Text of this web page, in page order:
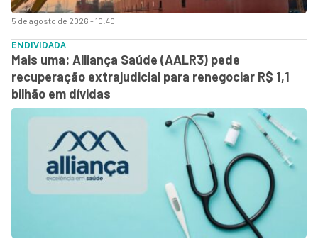
5 de agosto de 2026 - 10:40
ENDIVIDADA
Mais uma: Alliança Saúde (AALR3) pede
recuperação extrajudicial para renegociar R$ 1,1
bilhão em dívidas